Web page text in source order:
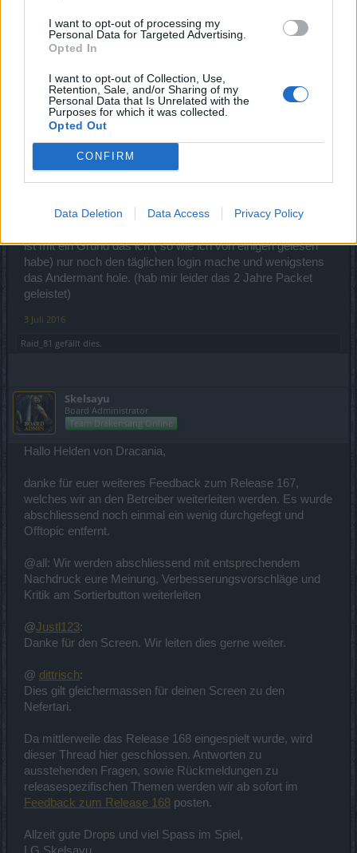
I want to opt-out of processing my
Personal Data for Targeted Advertising.
Opted In
I want to opt-out of Collection, Use,
Retention, Sale, and/or Sharing of my
Personal Data that Is Unrelated with the
Purposes for which it was collected.
Opted Out
CONFIRM
Data Deletion Data Access Privacy Policy
Geld und genauso mit viel Zeit versucht ihn auf ein gutes
und ausgewogenes Build zu stellen. Als ich es endlich aus
meiner Sicht geschafft haben müßte, ( Rüstung 77%,
Blockwerte mit 1hd (mit 4 königliche) im PvP (Flagge,
Festung) Kannoenfutter.
Deshalb habe ich mein Bestrebungen aufgeben, weiter Zeit
und Geld weiterhin (auch für meine anderen Chars, davon
1xDk und 1x Zwerg je Lv 50) auf zu wenden, da mit dem
was von Euch mit jedem neuen Release kommt, bei mir
der Einduck auf kommt, immer schlechter zu werden.
Bin ganz froh das ich mit diesem Eindruck nicht alleine bin.
ist mit ein Grund das ich ( so wie ich von einigen gelesen
habe) nur noch den täglichen login mache und wenigstens
das Andermant hole. (hab mir leider das 2 Jahre Packet
geleistet)
3 Juli 2016
Raid_81 gefällt dies.
Skelsayu
Board Administrator
Team Drakensang Online
Hallo Helden von Dracania,
danke für euer weiteres Feedback zum Release 167,
welches wir an den Betreiber weiterleiten werden. Es wurde
abschliessend noch einmal ein wenig durchgefegt und
Offtopic entfernt.
@all: Wir werden abschliessend mit entsprechendem
Nachdruck eure Meinung, Verbesserungsvorschläge und
Kritik am Sortierbutton weiterleiten
@Justl123:
Danke für den Screen. Wir leiten dies gerne weiter.
@ dittrisch:
Dies gilt gleichermassen für deinen Screen zu den
Nefertari.
Da mittlerweile das Release 168 eingespielt wurde, wird
dieser Thread hier geschlossen. Antworten zu
ausstehenden Fragen, sowie Rückmeldungen zu
releasespezifischen Themen werden wir ab sofort im
Feedback zum Release 168 posten.
Allzeit gute Drops und viel Spass im Spiel,